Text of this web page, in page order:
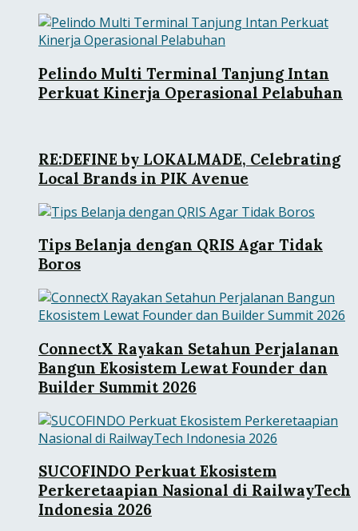
Pelindo Multi Terminal Tanjung Intan
Perkuat Kinerja Operasional Pelabuhan
RE:DEFINE by LOKALMADE, Celebrating
Local Brands in PIK Avenue
Tips Belanja dengan QRIS Agar Tidak
Boros
ConnectX Rayakan Setahun Perjalanan
Bangun Ekosistem Lewat Founder dan
Builder Summit 2026
SUCOFINDO Perkuat Ekosistem
Perkeretaapian Nasional di RailwayTech
Indonesia 2026